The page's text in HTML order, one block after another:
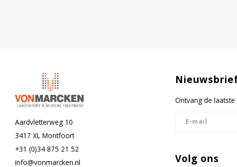
Aardvletterweg 10
3417 XL Montfoort
+31 (0)34 875 21 52
info@vonmarcken.nl
Ontvang de
Volg ons